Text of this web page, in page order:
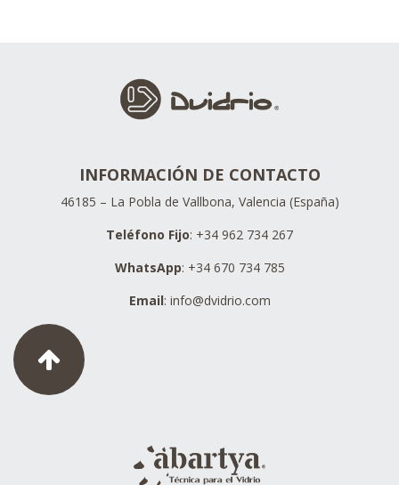
INFORMACIÓN DE CONTACTO
46185 – La Pobla de Vallbona, Valencia (España)
Teléfono Fijo: +34 962 734 267
WhatsApp: +34 670 734 785
Email: info@dvidrio.com